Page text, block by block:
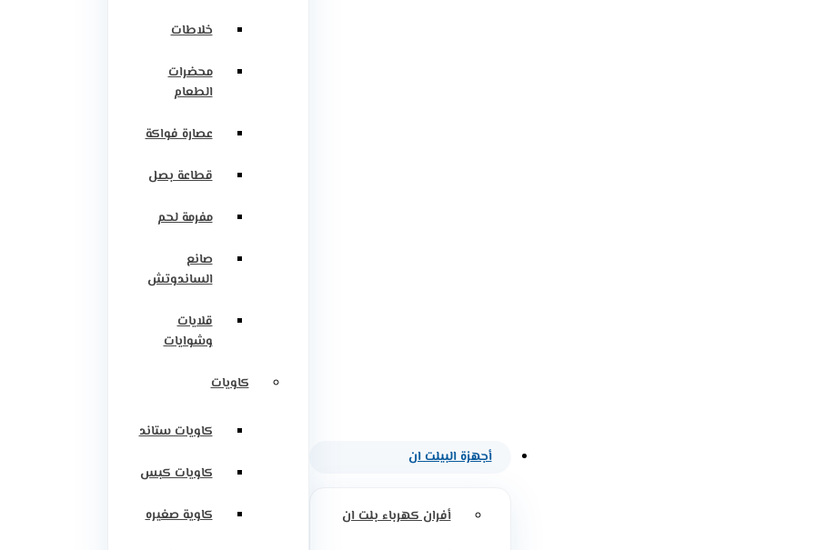
أجهزة البيلت ان
أفران كهرباء بلت ان
خلاطات
محضرات
الطعام
عصارة فواكة
قطاعة بصل
مفرمة لحم
صانع
الساندوتش
قلايات
وشوايات
كاويات
كاويات ستاند
كاويات كبس
كاوية صغيره